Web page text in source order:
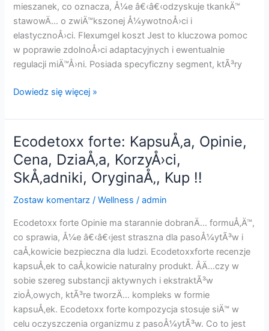
mieszanek, co oznacza, Å¼e â€‹â€‹odzyskuje tkankÄ™
stawowÄ… o zwiÄ™kszonej Å¼ywotnoÅ›ci i
elastycznoÅ›ci. Flexumgel koszt Jest to kluczowa pomoc
w poprawie zdolnoÅ›ci adaptacyjnych i ewentualnie
regulacji miÄ™Å›ni. Posiada specyficzny segment, ktÃ³ry
Flexumgel
Krem,
Recenzje,
DziaÅ‚a,
Cena,
SkÅ‚adniki,
OryginaÅ‚,
Kup
!!
Dowiedz się więcej »
Ecodetoxx forte: KapsuÅ‚a, Opinie,
Cena, DziaÅ‚a, KorzyÅ›ci,
SkÅ‚adniki, OryginaÅ‚, Kup !!
Zostaw komentarz /Wellness /admin
Ecodetoxx forte Opinie ma starannie dobranÄ… formuÅ‚Ä™,
co sprawia, Å¼e â€‹â€‹jest straszna dla pasoÅ¼ytÃ³w i
caÅ‚kowicie bezpieczna dla ludzi. Ecodetoxxforte recenzje
kapsuÅ‚ek to caÅ‚kowicie naturalny produkt. ÅÄ…czy w
sobie szereg substancji aktywnych i ekstraktÃ³w
zioÅ‚owych, ktÃ³re tworzÄ… kompleks w formie
kapsuÅ‚ek. Ecodetoxx forte kompozycja stosuje siÄ™ w
celu oczyszczenia organizmu z pasoÅ¼ytÃ³w. Co to jest